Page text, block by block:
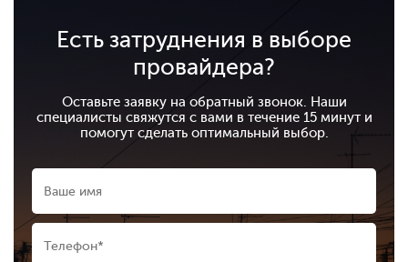
Есть затруднения в выборе
провайдера?
Оставьте заявку на обратный звонок. Наши
специалисты свяжутся с вами в течение 15 минут и
помогут сделать оптимальный выбор.